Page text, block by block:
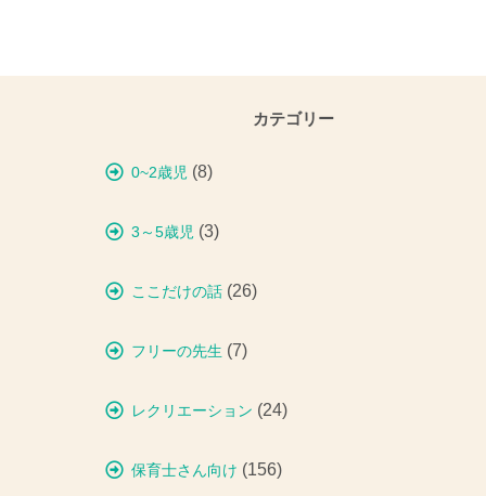
カテゴリー
0~2歳児 (8)
3～5歳児 (3)
ここだけの話 (26)
フリーの先生 (7)
レクリエーション (24)
保育士さん向け (156)